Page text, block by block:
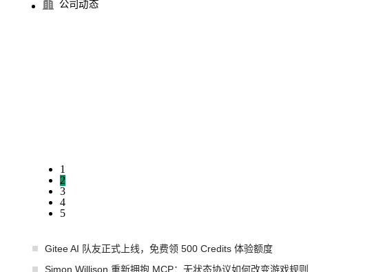
公司动态
1
2
3
4
5
Gitee AI 队友正式上线，免费领 500 Credits 体验额度
Simon Willison 重新拥抱 MCP：无状态协议如何改变游戏规则